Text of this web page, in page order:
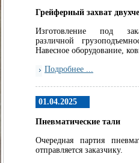
Грейферный захват
Изготовление под
различной
Навесное оборудование,
Подробнее ...
01.04.2025
Пневматические тали
Очередная партия
отправляется заказчику.